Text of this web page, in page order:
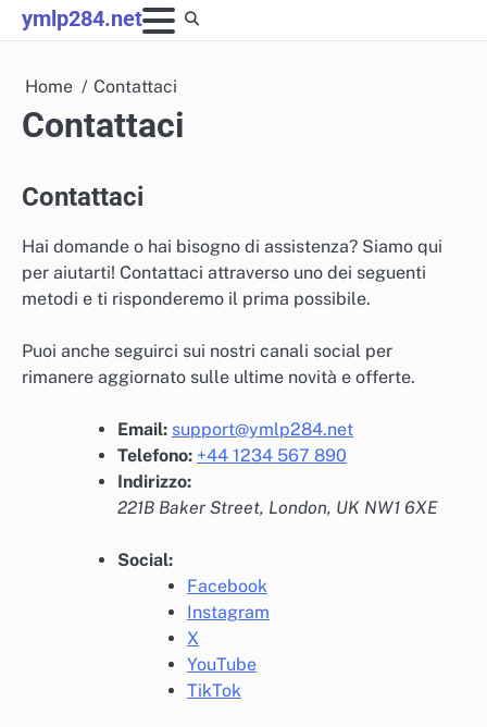
Skip
to
ymlp284.net
Home Contattaci
Contattaci
Contattaci
Hai domande o hai bisogno di assistenza? Siamo qui
per aiutarti! Contattaci attraverso uno dei seguenti
metodi e ti risponderemo il prima possibile.
Puoi anche seguirci sui nostri canali social per
rimanere aggiornato sulle ultime novità e offerte.
Email: support@ymlp284.net
Telefono: +44 1234 567 890
Indirizzo:
221B Baker Street, London, UK NW1 6XE
Social:
Facebook
Instagram
X
YouTube
TikTok